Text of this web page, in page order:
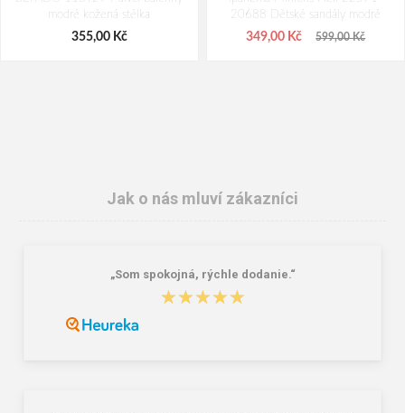
modré kožená stélka
355,00 Kč
20688 Dětské sandály modré
349,00 Kč 599,00 Kč
BEFADO 975Y176 chlapecké
395,00 Kč
Jak o nás mluví zákazníci
„Som spokojná, rýchle dodanie.“
★★★★★
★★★★★